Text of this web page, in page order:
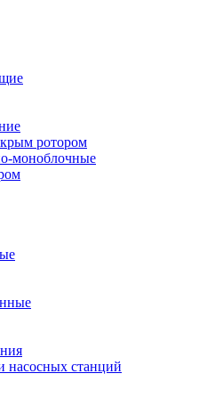
ротором
моноблочные
насосных станций